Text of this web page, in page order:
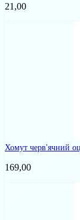
21,00
Хомут черв'ячний
169,00